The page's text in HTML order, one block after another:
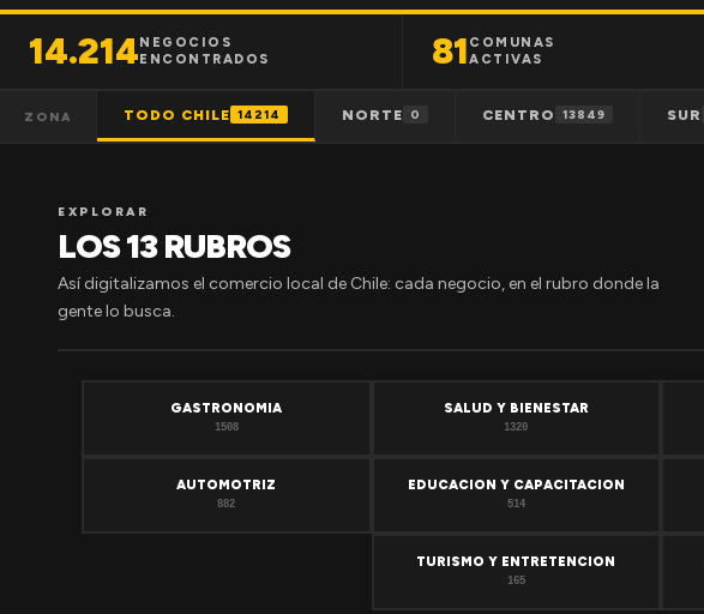
14.214NEGOCIOS
ENCONTRADOS
81COMUNAS
ACTIVAS
ZONA TODO CHILE 14214 NORTE 0 CENTRO 13849 SUR
EXPLORAR
LOS 13 RUBROS
Así digitalizamos el comercio local de Chile: cada negocio, en el rubro donde la
gente lo busca.
GASTRONOMIA
1508
SALUD Y BIENESTAR
1320
AUTOMOTRIZ
882
EDUCACION Y CAPACITACION
514
TURISMO Y ENTRETENCION
165